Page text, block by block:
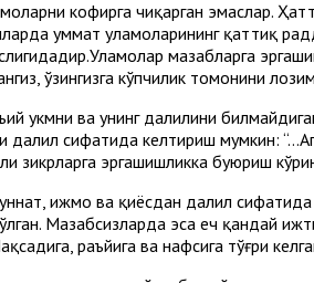
кофирга чиқарган эмаслар.
уммат уламоларининг қаттиқ
мазҳабларга
ўзингизга кўпчилик томонини
ҳукмни ва унинг далилини
сифатида келтириш мумкин:
зикрларга эргашишликка буюриш
ижмо ва қиёсдан далил
Мазҳабсизларда эса ҳеч қандай
раъйига ва нафсига тўғри